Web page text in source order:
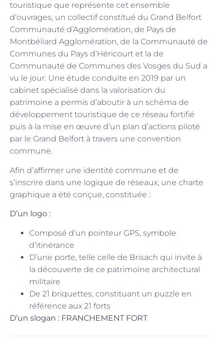
touristique que représente cet ensemble
d’ouvrages, un collectif constitué du Grand Belfort
Communauté d’Agglomération, de Pays de
Montbéliard Agglomération, de la Communauté de
Communes du Pays d’Héricourt et la de
Communauté de Communes des Vosges du Sud a
vu le jour. Une étude conduite en 2019 par un
cabinet spécialisé dans la valorisation du
patrimoine a permis d’aboutir à un schéma de
développement touristique de ce réseau fortifié
puis à la mise en œuvre d’un plan d’actions piloté
par le Grand Belfort à travers une convention
commune.
Afin d’affirmer une identité commune et de
s’inscrire dans une logique de réseaux, une charte
graphique a été conçue, constituée :
D’un logo :
Composé d’un pointeur GPS, symbole
d’itinérance
D’une porte, telle celle de Brisach qui invite à
la découverte de ce patrimoine architectural
militaire
De 21 briquettes, constituant un puzzle en
référence aux 21 forts
D’un slogan : FRANCHEMENT FORT